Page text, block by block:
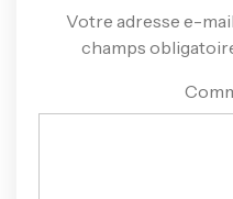
Votre adresse e-
champs